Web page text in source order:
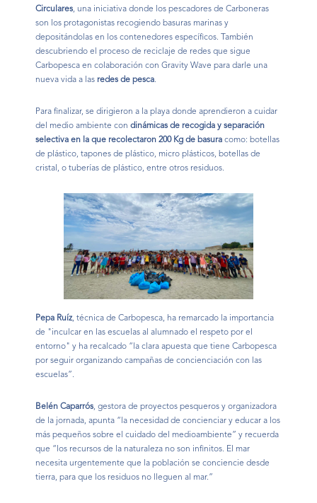
Circulares, una iniciativa donde los pescadores de Carboneras
son los protagonistas recogiendo basuras marinas y
depositándolas en los contenedores específicos. También
descubriendo el proceso de reciclaje de redes que sigue
Carbopesca en colaboración con Gravity Wave para darle una
nueva vida a las redes de pesca.
Para finalizar, se dirigieron a la playa donde aprendieron a cuidar
del medio ambiente con dinámicas de recogida y separación
selectiva en la que recolectaron 200 Kg de basura como: botellas
de plástico, tapones de plástico, micro plásticos, botellas de
cristal, o tuberías de plástico, entre otros residuos.
Pepa Ruíz, técnica de Carbopesca, ha remarcado la importancia
de "inculcar en las escuelas al alumnado el respeto por el
entorno" y ha recalcado “la clara apuesta que tiene Carbopesca
por seguir organizando campañas de concienciación con las
escuelas”.
Belén Caparrós, gestora de proyectos pesqueros y organizadora
de la jornada, apunta “la necesidad de concienciar y educar a los
más pequeños sobre el cuidado del medioambiente” y recuerda
que “los recursos de la naturaleza no son infinitos. El mar
necesita urgentemente que la población se conciencie desde
tierra, para que los residuos no lleguen al mar.”